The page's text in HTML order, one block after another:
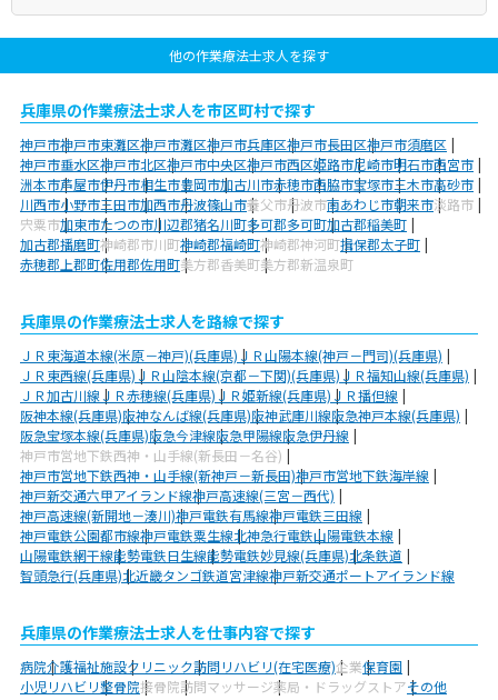
他の作業療法士求人を探す
兵庫県の作業療法士求人を市区町村で探す
神戸市神戸市東灘区神戸市灘区神戸市兵庫区神戸市長田区神戸市須磨区
神戸市垂水区神戸市北区神戸市中央区神戸市西区姫路市尼崎市明石市西宮市
洲本市芦屋市伊丹市相生市豊岡市加古川市赤穂市西脇市宝塚市三木市高砂市
川西市小野市三田市加西市丹波篠山市養父市丹波市南あわじ市朝来市淡路市
宍粟市加東市たつの市川辺郡猪名川町多可郡多可町加古郡稲美町
加古郡播磨町神崎郡市川町神崎郡福崎町神崎郡神河町揖保郡太子町
赤穂郡上郡町佐用郡佐用町美方郡香美町美方郡新温泉町
兵庫県の作業療法士求人を路線で探す
ＪＲ東海道本線(米原－神戸)(兵庫県)ＪＲ山陽本線(神戸－門司)(兵庫県)
ＪＲ東西線(兵庫県)ＪＲ山陰本線(京都－下関)(兵庫県)ＪＲ福知山線(兵庫県)
ＪＲ加古川線ＪＲ赤穂線(兵庫県)ＪＲ姫新線(兵庫県)ＪＲ播但線
阪神本線(兵庫県)阪神なんば線(兵庫県)阪神武庫川線阪急神戸本線(兵庫県)
阪急宝塚本線(兵庫県)阪急今津線阪急甲陽線阪急伊丹線
神戸市営地下鉄西神・山手線(新長田－名谷)
神戸市営地下鉄西神・山手線(新神戸－新長田)神戸市営地下鉄海岸線
神戸新交通六甲アイランド線神戸高速線(三宮－西代)
神戸高速線(新開地－湊川)神戸電鉄有馬線神戸電鉄三田線
神戸電鉄公園都市線神戸電鉄粟生線北神急行電鉄山陽電鉄本線
山陽電鉄網干線能勢電鉄日生線能勢電鉄妙見線(兵庫県)北条鉄道
智頭急行(兵庫県)北近畿タンゴ鉄道宮津線神戸新交通ポートアイランド線
兵庫県の作業療法士求人を仕事内容で探す
病院介護福祉施設クリニック訪問リハビリ(在宅医療)企業保育園
小児リハビリ整骨院接骨院訪問マッサージ薬局・ドラッグストアその他